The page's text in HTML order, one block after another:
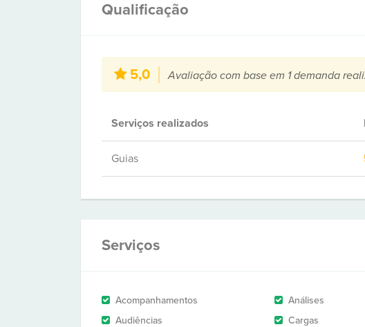
Qualificação
5,0 Avaliação com base em 1 demanda
Serviços realizados
Guias
Serviços
Acompanhamentos Análises
Audiências
Cargas